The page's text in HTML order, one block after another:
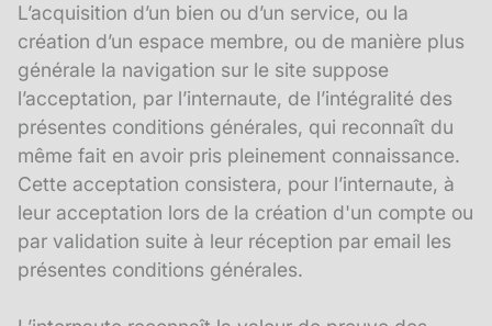
L’acquisition d’un bien ou d’un service, ou la
création d’un espace membre, ou de manière plus
générale la navigation sur le site suppose
l’acceptation, par l’internaute, de l’intégralité des
présentes conditions générales, qui reconnaît du
même fait en avoir pris pleinement connaissance.
Cette acceptation consistera, pour l’internaute, à
leur acceptation lors de la création d'un compte ou
par validation suite à leur réception par email les
présentes conditions générales.